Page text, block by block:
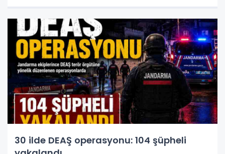
30 ilde DEAŞ operasyonu: 104 şüpheli